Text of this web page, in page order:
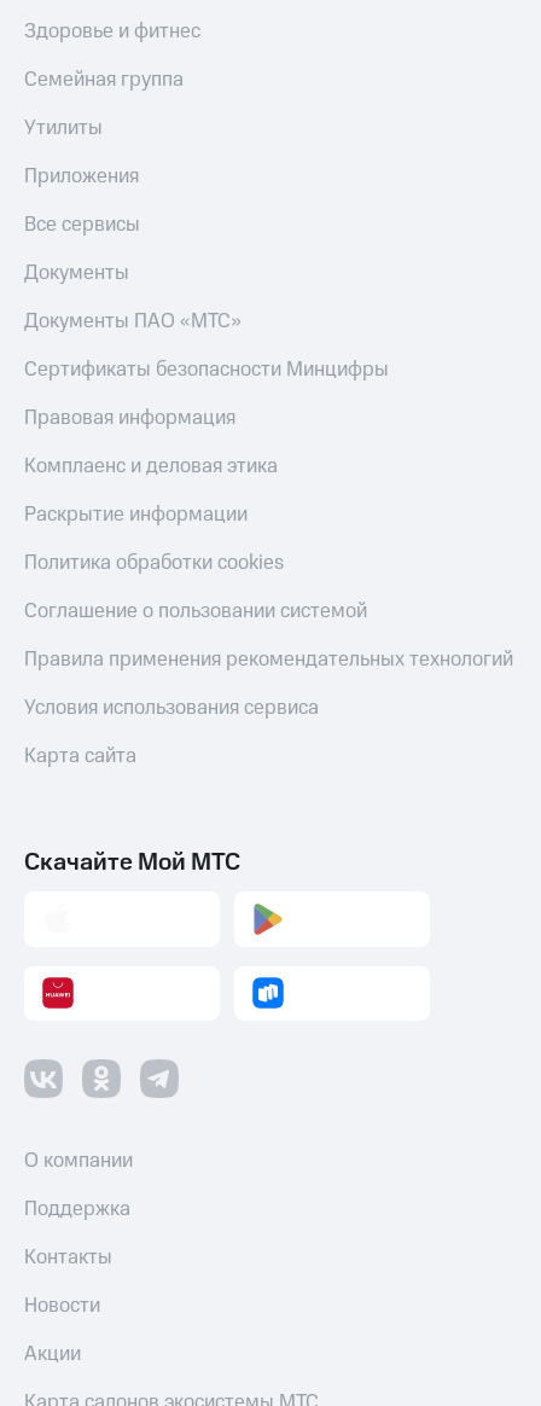
Здоровье и фитнес
Семейная группа
Утилиты
Приложения
Все сервисы
Документы
Документы ПАО «МТС»
Сертификаты безопасности Минцифры
Правовая информация
Комплаенс и деловая этика
Раскрытие информации
Политика обработки cookies
Соглашение о пользовании системой
Правила применения рекомендательных технологий
Условия использования сервиса
Карта сайта
Скачайте Мой МТС
О компании
Поддержка
Контакты
Новости
Акции